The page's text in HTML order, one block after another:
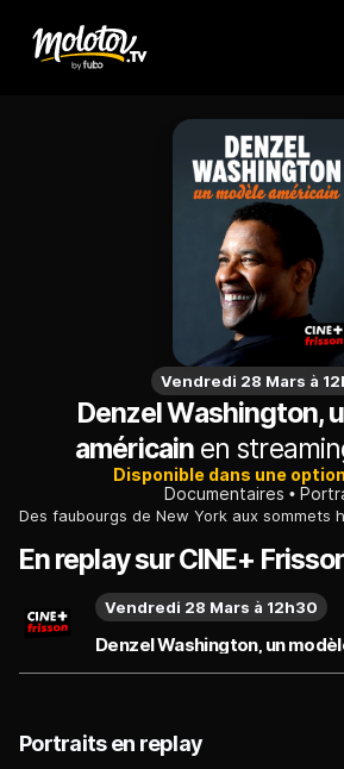
Vendredi 28 Mars à
Denzel Washington,
américainen
Disponible dans une
Documentaires
En replay sur CINE+
Vendredi 28 Mars à 12h30
Portraits en replay